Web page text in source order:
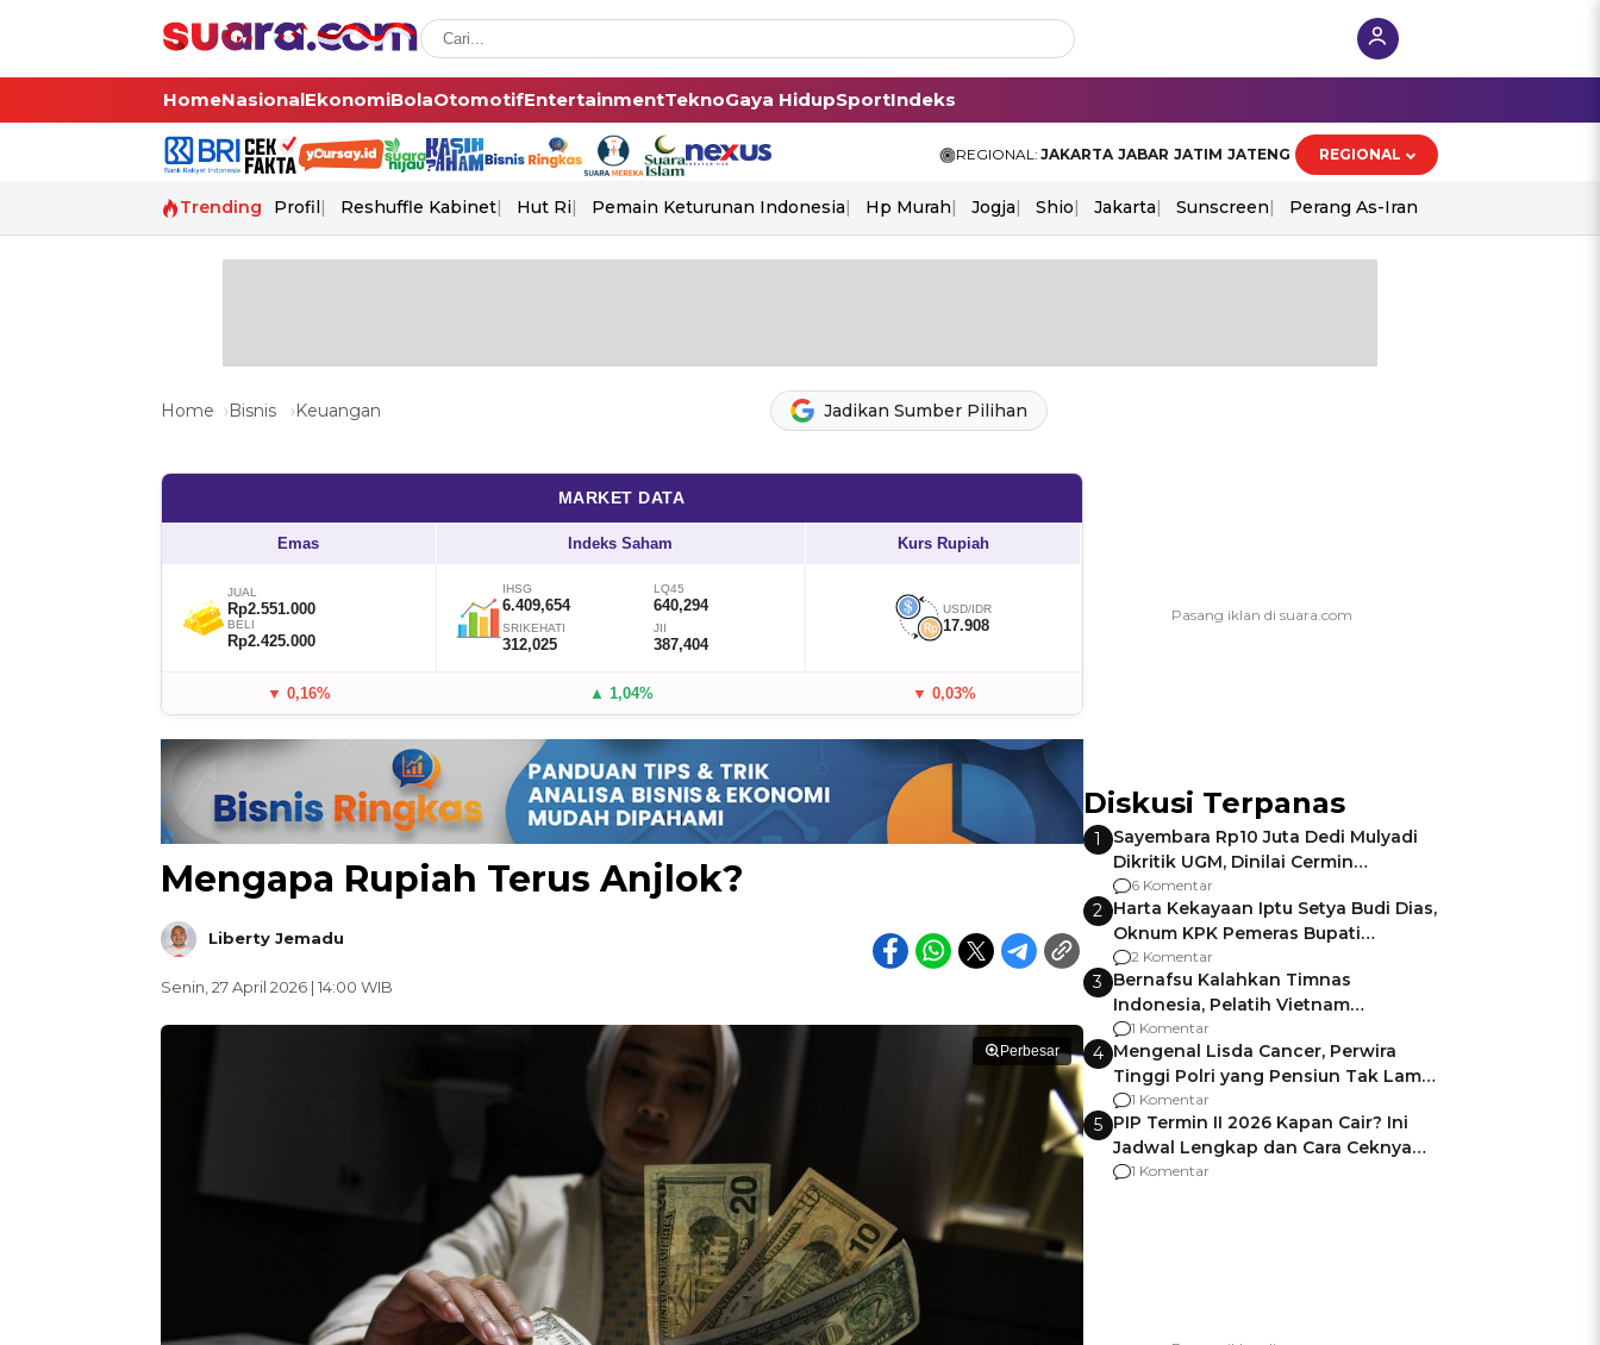
HomeNasionalEkonomiBolaOtomotifEntertainmentTeknoGaya HidupSportIndeks
REGIONAL: JAKARTA JABAR JATIM JATENG REGIONAL
Trending Profil Reshuffle Kabinet Hut Ri Pemain Keturunan Indonesia Hp Murah Jogja Shio Jakarta Sunscreen Perang As-Iran
Home Bisnis Keuangan Jadikan Sumber Pilihan
MARKET DATA
Emas Indeks Saham Kurs Rupiah
JUAL
Rp2.551.000
BELI
Rp2.425.000
IHSG
6.409,654
LQ45
640,294
SRIKEHATI
312,025
JII
387,404
USD/IDR
17.908
▼ 0,16% ▲ 1,04% ▼ 0,03%
Mengapa Rupiah Terus Anjlok?
Liberty Jemadu
Senin, 27 April 2026 | 14:00 WIB
Perbesar
Diskusi Terpanas
1
Sayembara Rp10 Juta Dedi Mulyadi
Dikritik UGM, Dinilai Cermin
Gagalnya Negara Jamin Keamanan
6 Komentar
2 Harta Kekayaan Iptu Setya Budi Dias,
Oknum KPK Pemeras Bupati
Pemalang
2 Komentar
3 Bernafsu Kalahkan Timnas
Indonesia, Pelatih Vietnam
Berencana Pakai Jimat di Pakansari
1 Komentar
4 Mengenal Lisda Cancer, Perwira
Tinggi Polri yang Pensiun Tak Lama
Usai Jadi Brigjen
1 Komentar
5 PIP Termin II 2026 Kapan Cair? Ini
Jadwal Lengkap dan Cara Ceknya
agar Dana Tidak Hangus!
1 Komentar